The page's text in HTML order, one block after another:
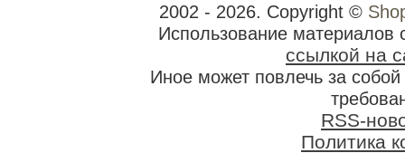
2002 - 2026. Copyright ©
Использование материалов
ссылкой на
Иное может повлечь за
RSS-
Политика